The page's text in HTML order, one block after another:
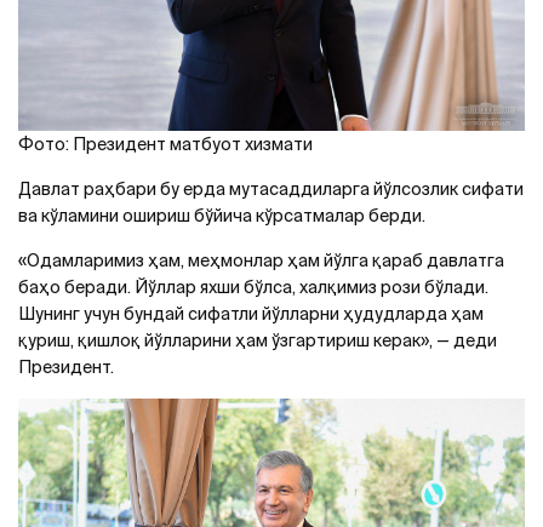
Фото: Президент матбуот хизмати
Давлат раҳбари бу ерда мутасаддиларга йўлсозлик сифати
ва кўламини ошириш бўйича кўрсатмалар берди.
«Одамларимиз ҳам, меҳмонлар ҳам йўлга қараб давлатга
баҳо беради. Йўллар яхши бўлса, халқимиз рози бўлади.
Шунинг учун бундай сифатли йўлларни ҳудудларда ҳам
қуриш, қишлоқ йўлларини ҳам ўзгартириш керак», — деди
Президент.